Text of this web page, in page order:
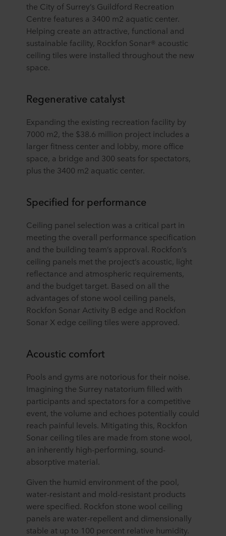
the City of Surrey’s Guildford Recreation
Centre features a 3400 m2 aquatic center.
Helping create an attractive, functional and
sustainable facility, Rockfon Sonar® acoustic
ceiling tiles were installed throughout the new
space.
Regenerative catalyst
Expanding the existing recreation facility by
7000 m2, the $38.6 million project includes a
larger fitness center and lobby, more office
space, a bridge and 300 seats for spectators,
plus the 3400 m2 aquatic center.
Specified for performance
Ceiling panel selection was a critical part in
meeting the overall performance specification
and the building team’s approval. Rockfon’s
ceiling panels met the project’s acoustic, light
reflectance and atmospheric requirements,
and the budget target. Based on all the
advantages of stone wool ceiling panels,
Rockfon Sonar Activity B edge and Rockfon
Sonar X edge ceiling tiles were approved.
Acoustic comfort
Pools and gyms are notorious for their noise.
Imagining the Surrey natatorium filled with
participants and spectators for a competitive
event, the volume and echoes potentially could
reach painful levels. Mitigating this, Rockfon
Sonar ceiling tiles are made from stone wool,
an inherently high-performing, sound-
absorptive material.
Given the humid environment of the pool,
water-resistant and mold-resistant products
were specified. Rockfon stone wool ceiling
panels are water-repellent and dimensionally
stable at up to 100 percent relative humidity.